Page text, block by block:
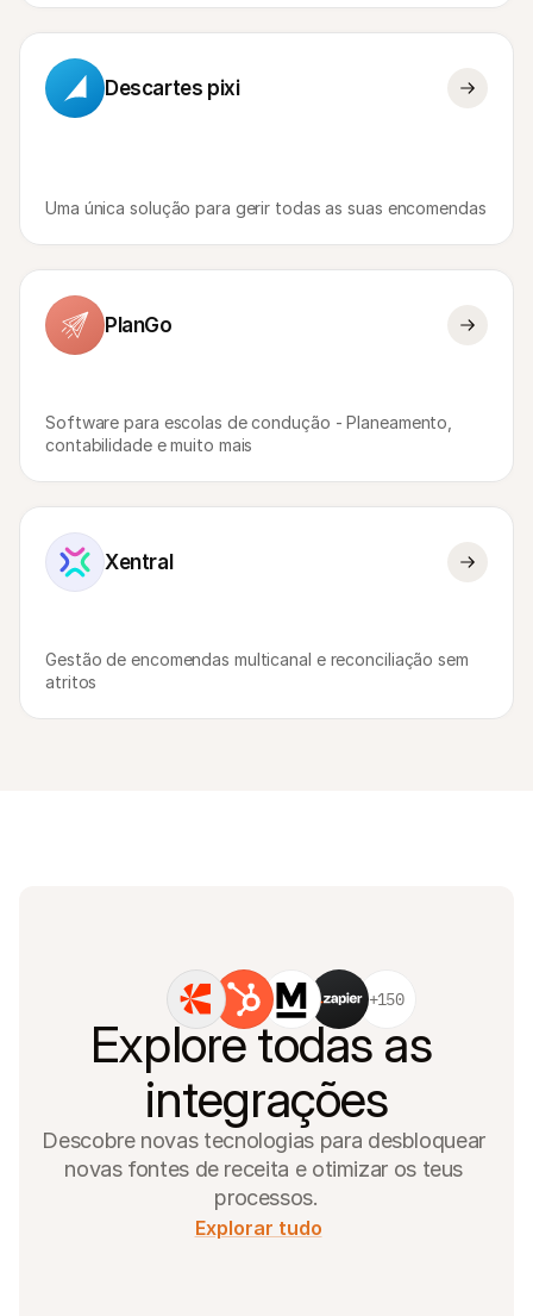
Descartes pixi
Uma única solução para gerir todas as suas encomendas
PlanGo
Software para escolas de condução - Planeamento,
contabilidade e muito mais
Xentral
Gestão de encomendas multicanal e reconciliação sem
atritos
+150
Explore todas as
integrações
Descobre novas tecnologias para desbloquear
novas fontes de receita e otimizar os teus
processos.
Explorar tudo